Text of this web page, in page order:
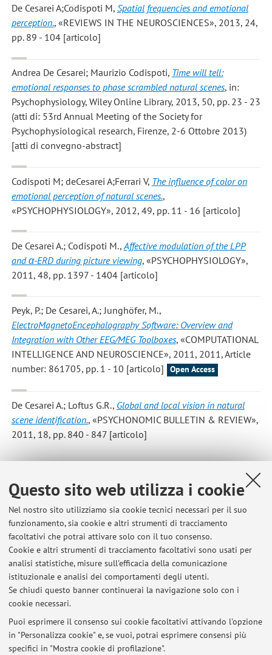
Questo sito web utilizza i cookie
Nel nostro sito utilizziamo sia cookie tecnici necessari per il suo
funzionamento, sia cookie e altri strumenti di tracciamento
facoltativi che potrai attivare solo con il tuo consenso.
Cookie e altri strumenti di tracciamento facoltativi sono usati per
analisi statistiche, misure sull'efficacia della comunicazione
istituzionale e analisi dei comportamenti degli utenti.
Se chiudi questo banner continuerai la navigazione solo con i
cookie necessari.
Puoi esprimere il consenso sui cookie facoltativi attivando l'opzione
in "Personalizza cookie" e, se vuoi, potrai esprimere consensi più
specifici in "Mostra cookie di profilazione".
De Cesarei A;Codispoti M, Spatial frequencies and emotional
perception., «REVIEWS IN THE NEUROSCIENCES», 2013, 24,
pp. 89 - 104 [articolo]
Andrea De Cesarei; Maurizio Codispoti, Time will tell:
emotional responses to phase scrambled natural scenes, in:
Psychophysiology, Wiley Online Library, 2013, 50, pp. 23 - 23
(atti di: 53rd Annual Meeting of the Society for
Psychophysiological research, Firenze, 2-6 Ottobre 2013)
[atti di convegno-abstract]
Codispoti M; deCesarei A;Ferrari V, The influence of color on
emotional perception of natural scenes.,
«PSYCHOPHYSIOLOGY», 2012, 49, pp. 11 - 16 [articolo]
De Cesarei A.; Codispoti M.,Affective modulation of the LPP
and α-ERD during picture viewing, «PSYCHOPHYSIOLOGY»,
2011, 48, pp. 1397 - 1404 [articolo]
Peyk, P.; De Cesarei, A.; Junghöfer, M.,
ElectroMagnetoEncephalography Software: Overview and
Integration with Other EEG/MEG Toolboxes, «COMPUTATIONAL
INTELLIGENCE AND NEUROSCIENCE», 2011, 2011, Article
number: 861705, pp. 1 - 10 [articolo]
Open Access
De Cesarei A.; Loftus G.R., Global and local vision in natural
scene identification., «PSYCHONOMIC BULLETIN & REVIEW»,
2011, 18, pp. 840 - 847 [articolo]
1 2
Ultimi avvisi
Ricevimento 7 Novembre 2025
Pubblicato il: 29 ottobre 2025
Esiti preappello Intelligenza Artificiale 5 Dicembre 2023
Pubblicato il: 13 dicembre 2023